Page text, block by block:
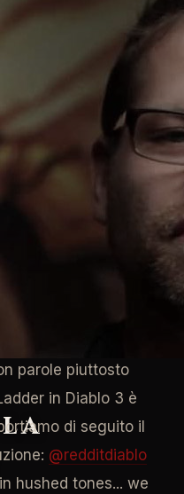
la
rotto gli
parole piuttosto
in Diablo 3 è
di seguito il
@redditdiablo
hushed tones... we